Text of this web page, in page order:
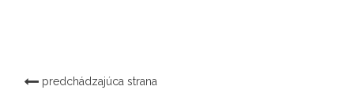
predchádzajúca strana